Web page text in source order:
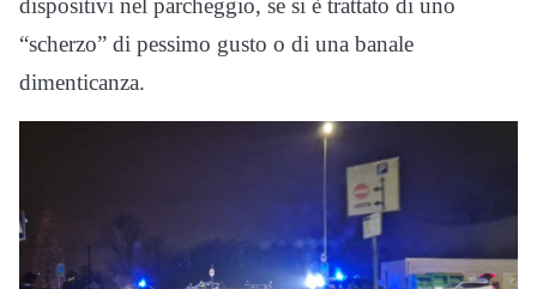
“scherzo” di pessimo gusto o di una banale
dimenticanza.